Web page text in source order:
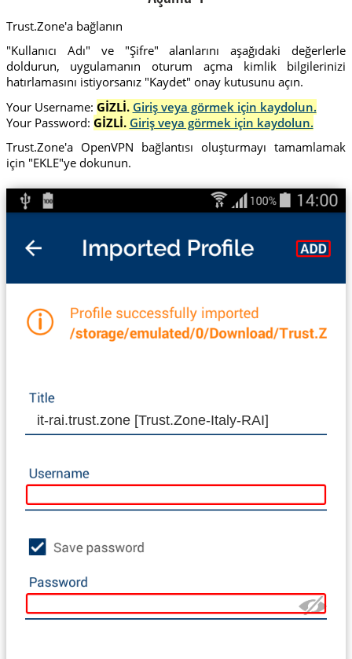
Trust.Zone'a bağlanın
"Kullanıcı Adı" ve "Şifre" alanlarını aşağıdaki değerlerle
doldurun, uygulamanın oturum açma kimlik bilgilerinizi
hatırlamasını istiyorsanız "Kaydet" onay kutusunu açın.
Your Username: GİZLİ. Giriş veya görmek için kaydolun.
Your Password: GİZLİ. Giriş veya görmek için kaydolun.
Trust.Zone'a OpenVPN bağlantısı oluşturmayı tamamlamak
için "EKLE"ye dokunun.
it-rai.trust.zone [Trust.Zone-Italy-RAI]